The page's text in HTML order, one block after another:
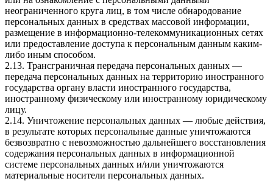
неограниченного круга лиц, в том числе обнародование
персональных данных в средствах массовой информации,
размещение в информационно-телекоммуникационных сетях
или предоставление доступа к персональным данным каким-
либо иным способом.
2.13. Трансграничная передача персональных данных —
передача персональных данных на территорию иностранного
государства органу власти иностранного государства,
иностранному физическому или иностранному юридическому
лицу.
2.14. Уничтожение персональных данных — любые действия,
в результате которых персональные данные уничтожаются
безвозвратно с невозможностью дальнейшего восстановления
содержания персональных данных в информационной
системе персональных данных и/или уничтожаются
материальные носители персональных данных.